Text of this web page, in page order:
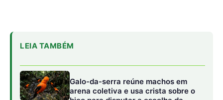
O estudo destaca que a política de Defesa Civil no Acre
pode servir de exemplo, especialmente após as